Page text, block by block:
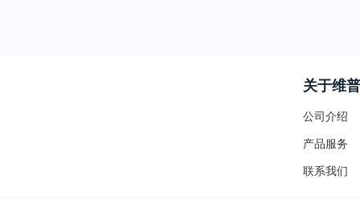
关于维普
公司介绍
产品服务
联系我们